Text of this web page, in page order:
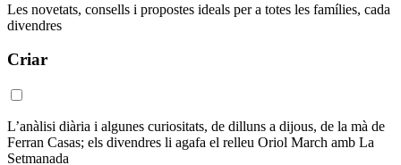
Les novetats, consells i propostes ideals per a totes les famílies, cada
divendres
Criar
L’anàlisi diària i algunes curiositats, de dilluns a dijous, de la mà de
Ferran Casas; els divendres li agafa el relleu Oriol March amb La
Setmanada